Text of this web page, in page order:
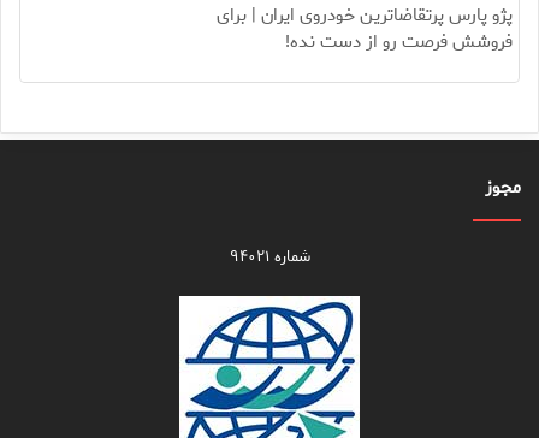
پژو پارس پرتقاضاترین خودروی ایران | برای
فروشش فرصت رو از دست نده!
مجوز
شماره ۹۴۰۲۱